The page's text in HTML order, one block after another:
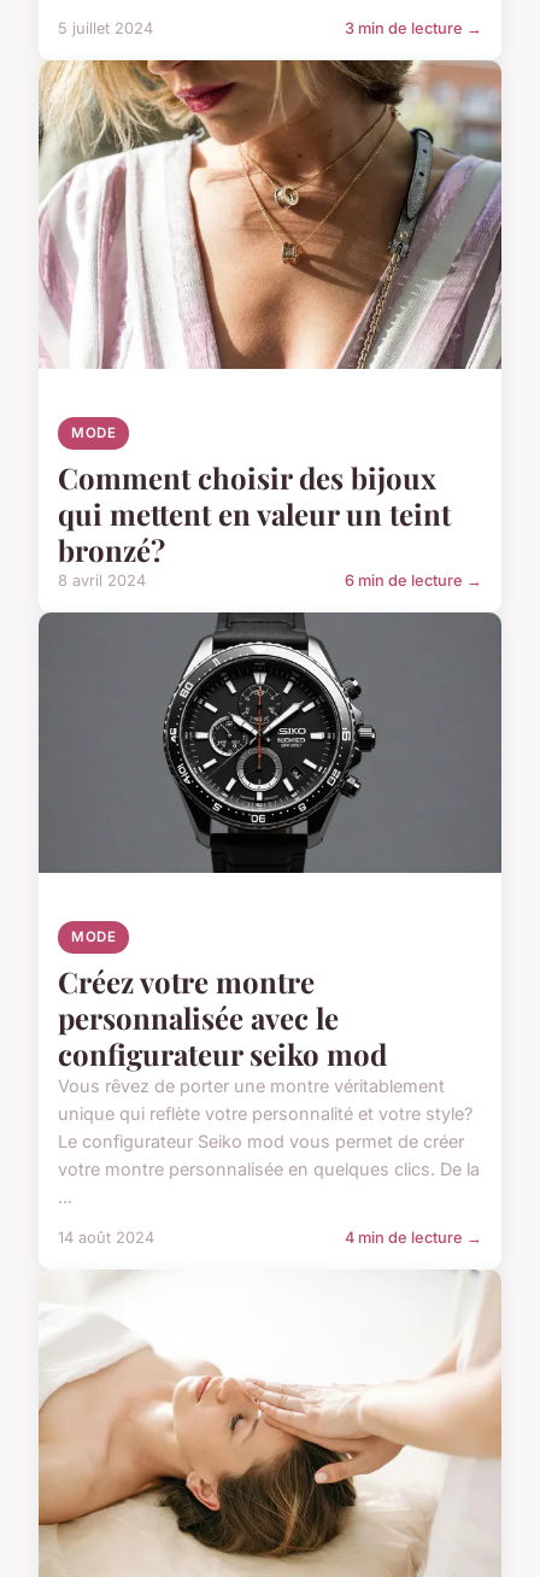
5 juillet 2024 3 min de lecture →
MODE
Comment choisir des bijoux
qui mettent en valeur un teint
bronzé?
8 avril 2024 6 min de lecture →
MODE
Créez votre montre
personnalisée avec le
configurateur seiko mod
Vous rêvez de porter une montre véritablement
unique qui reflète votre personnalité et votre style?
Le configurateur Seiko mod vous permet de créer
votre montre personnalisée en quelques clics. De la
...
14 août 2024 4 min de lecture →